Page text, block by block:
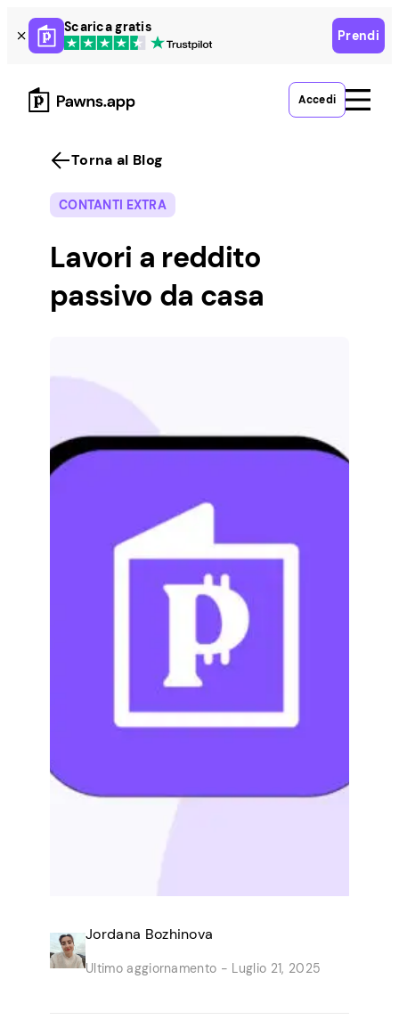
Skip
to
content
Scarica gratis
Prendi
Accedi
Torna al Blog
CONTANTI EXTRA
Lavori a reddito
passivo da casa
Jordana Bozhinova
Ultimo aggiornamento - Luglio 21, 2025